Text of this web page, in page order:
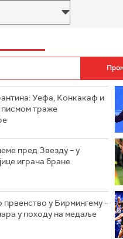
Уефа, Конкакаф и
траже
пред Звезду – у
играча бране
у Бирмингему –
у походу на медаље